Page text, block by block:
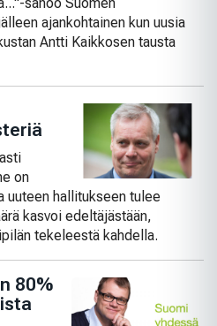
ajankohtainen kun uusia
Antti Kaikkosen tausta
on
uuteen hallitukseen tulee
kasvoi edeltäjästään,
tekeleestä kahdella.
80%